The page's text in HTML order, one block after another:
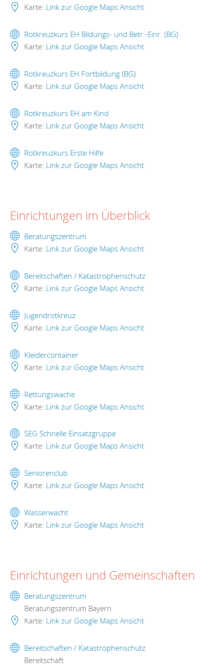
Karte: Link zur Google Maps Ansicht
Rotkreuzkurs EH Bildungs- und Betr.-Einr. (BG)
Karte: Link zur Google Maps Ansicht
Rotkreuzkurs EH Fortbildung (BG)
Karte: Link zur Google Maps Ansicht
Rotkreuzkurs EH am Kind
Karte: Link zur Google Maps Ansicht
Rotkreuzkurs Erste Hilfe
Karte: Link zur Google Maps Ansicht
Einrichtungen im Überblick
Beratungszentrum
Karte: Link zur Google Maps Ansicht
Bereitschaften / Katastrophenschutz
Karte: Link zur Google Maps Ansicht
Jugendrotkreuz
Karte: Link zur Google Maps Ansicht
Kleidercontainer
Karte: Link zur Google Maps Ansicht
Rettungswache
Karte: Link zur Google Maps Ansicht
SEG Schnelle Einsatzgruppe
Karte: Link zur Google Maps Ansicht
Seniorenclub
Karte: Link zur Google Maps Ansicht
Wasserwacht
Karte: Link zur Google Maps Ansicht
Einrichtungen und Gemeinschaften
Beratungszentrum
Beratungszentrum Bayern
Karte: Link zur Google Maps Ansicht
Bereitschaften / Katastrophenschutz
Bereitschaft